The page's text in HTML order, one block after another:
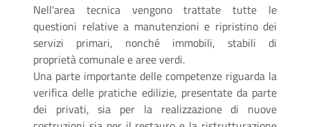
Nell'area tecnica vengono trattate tutte le
questioni relative a manutenzioni e ripristino dei
servizi primari, nonché immobili, stabili di
proprietà comunale e aree verdi.
Una parte importante delle competenze riguarda la
verifica delle pratiche edilizie, presentate da parte
dei privati, sia per la realizzazione di nuove